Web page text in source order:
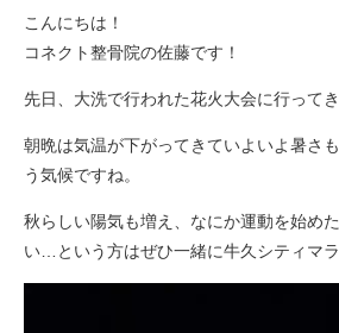
こんにちは！
コネクト整骨院の佐藤です！
先日、大洗で行われた花火大会に行ってき
朝晩は気温が下がってきていよいよ暑さ
う気候ですね。
秋らしい陽気も増え、なにか運動を始め
い…という方はぜひ一緒に牛久シティマ